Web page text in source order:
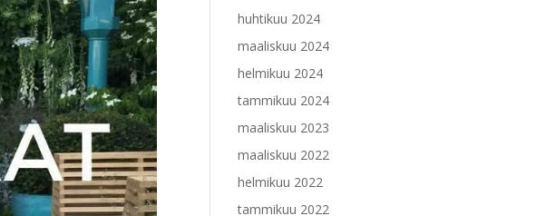
huhtikuu 2024
maaliskuu 2024
helmikuu 2024
tammikuu 2024
maaliskuu 2023
maaliskuu 2022
helmikuu 2022
tammikuu 2022